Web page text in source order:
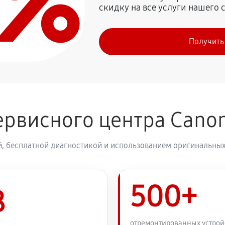
600D (EOS)
2430 руб
2570 руб
2430 руб
скидку на все услуги нашего
центра
диагностикой и использованием
500+
отремонтированных